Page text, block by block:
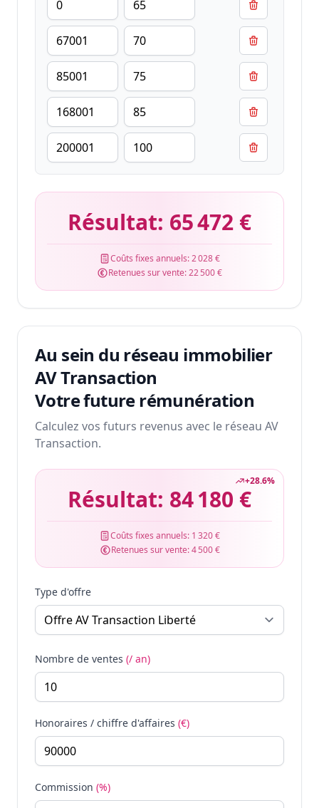
Résultat: 65 472 €
Coûts fixes annuels:2 028 €
Retenues sur vente:22 500 €
Au sein du réseau immobilier
AV Transaction
Votre future rémunération
Calculez vos futurs revenus avec le réseau AV
Transaction.
+28.6%
Résultat: 84 180 €
Coûts fixes annuels: 1 320 €
Retenues sur vente:4 500 €
Type d'offre
Nombre de ventes (/ an)
Honoraires / chiffre d'affaires (€)
Commission (%)